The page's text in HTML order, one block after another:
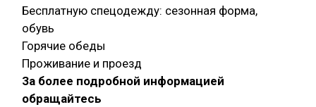
Бесплатную спецодежду: сезонная форма,
обувь
Горячие обеды
Проживание и проезд
За более подробной информацией
обращайтесь